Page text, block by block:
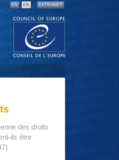
EN FR EXTRANET
des droits
ils être